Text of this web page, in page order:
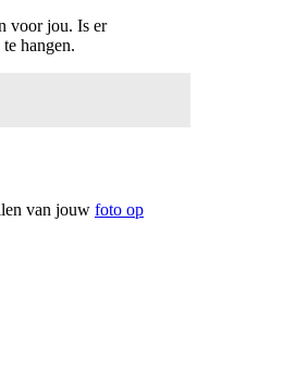
voor jou. Is er
hangen.
van jouw foto op